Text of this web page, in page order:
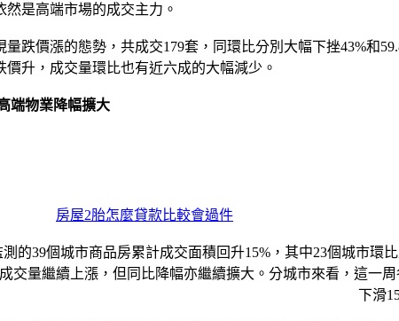
是高端市場的成交主力。
價漲的態勢，共成交179套，同環比分別大幅下挫43%和
升，成交量環比也有近六成的大幅減少。
端物業降幅擴大
房屋2胎怎麼貸款比較會過件
39個城市商品房累計成交面積回升15%，其中23個城市環
交量繼續上漲，但同比降幅亦繼續擴大。分城市來看，這一
下滑